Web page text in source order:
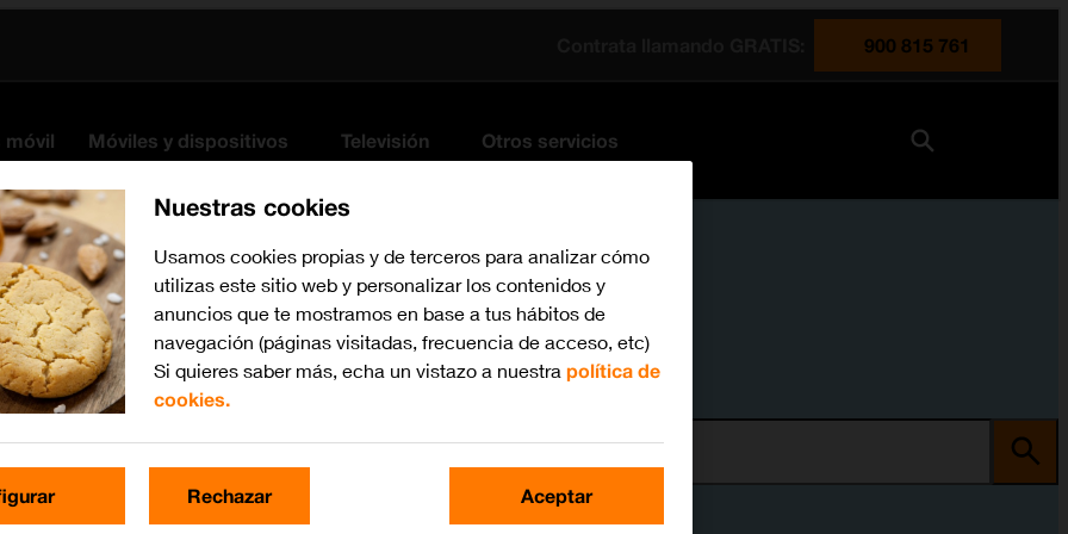
900 815 761
móvil Móviles y dispositivos Televisión Otros servicios
iOS 17
Nuestras cookies
Usamos cookies propias y de terceros para analizar cómo
utilizas este sitio web y personalizar los contenidos y
anuncios que te mostramos en base a tus hábitos de
navegación (páginas visitadas, frecuencia de acceso, etc)
Si quieres saber más, echa un vistazo a nuestrapolítica de
cookies.
Rechazar Aceptar